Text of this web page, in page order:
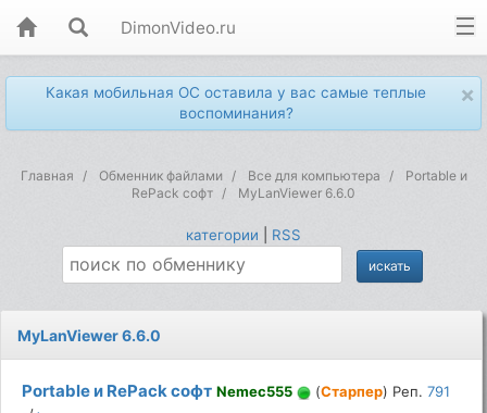
DimonVideo.ru
×
Какая мобильная ОС оставила у вас самые теплые
воспоминания?
Главная Обменник файлами Все для компьютера
Portable и
RePack софт
MyLanViewer 6.6.0
категории RSS
MyLanViewer 6.6.0
Portable и RePack софт Nemec555 (Старпер) Реп.791